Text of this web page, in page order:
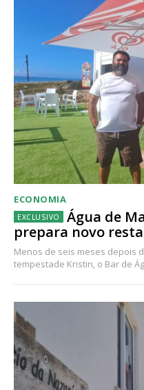
ECONOMIA
Água de
prepara novo
Menos de seis meses depois
tempestade Kristin, o Bar de